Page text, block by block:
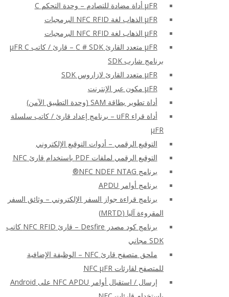
μFR أداة مضادة للتصادم – وحدة التحكم C
μFR الذهاب لغة NFC RFID البرمجيات
μFR الذهاب لغة NFC RFID البرمجيات
μFR متعدد القارئ C # SDK – قارئ / كاتب μFR C
برنامج شارب SDK
μFR متعدد القارئ لازاروس SDK
μFR مكون عبر الإنترنت
أداة تطوير بطاقة SAM (وحدة التطبيق الآمن)
أداة قراء uFR – برنامج إعداد قارئ / كاتب سلسلة
μFR
التوقيع الرقمي – أدوات التوقيع الإلكتروني
التوقيع الرقمي لملفات PDF باستخدام قارئ NFC
برنامج NFC NDEF NTAG®
برنامج أوامر APDU
برنامج قراءة جواز السفر الإلكتروني – وثائق السفر
المقروءة آليا (MRTD)
برنامج كود مصدر Desfire – قارئ NFC RFID كاتب
SDK مجاني
ملحق متصفح قارئ NFC – الوظيفة الإضافية
للمتصفح لقارئات NFC μFR
إرسال / استقبال أوامر NFC APDU على Android